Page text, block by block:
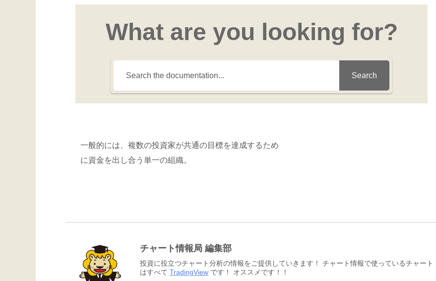
What are you looking for?
Search
一般的には、複数の投資家が共通の目標を達成するため
に資金を出し合う単一の組織。
チャート情報局 編集部
投資に役立つチャート分析の情報をご提供していきます！ チャート情報で使っているチャート
はすべて TradingView です！ オススメです！！